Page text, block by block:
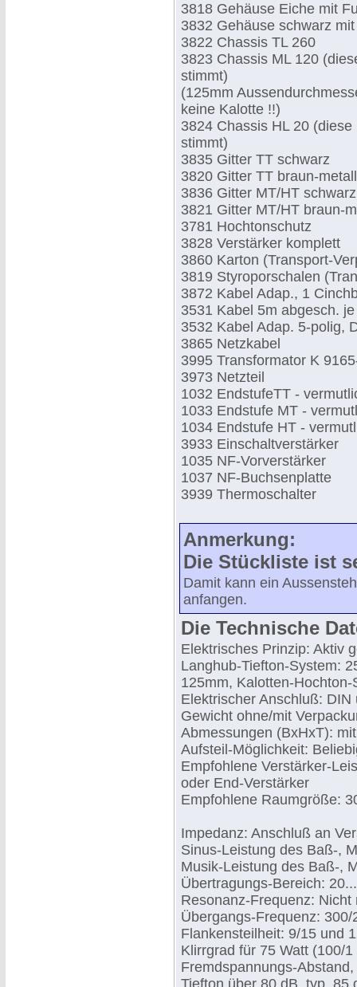
3818 Gehäuse Eiche mit
3832 Gehäuse schwarz
3822 Chassis TL 260
3823 Chassis ML 120
stimmt)
(125mm
keine Kalotte !!)
3824 Chassis HL 20 (diese
stimmt)
3835 Gitter TT schwarz
3820 Gitter TT braun-
3836 Gitter MT/HT schwarz
3821 Gitter MT/HT braun-
3781 Hochtonschutz
3828 Verstärker komplett
3860 Karton (Transport-
3819 Styroporschalen
3872 Kabel Adap., 1
3531 Kabel 5m abgesch.
3532 Kabel Adap. 5-polig,
3865 Netzkabel
3995 Transformator K
3973 Netzteil
1032 EndstufeTT -
1033 Endstufe MT -
1034 Endstufe HT -
3933 Einschaltverstärker
1035 NF-Vorverstärker
1037 NF-Buchsenplatte
3939 Thermoschalter
Anmerkung:
Die Stückliste ist
Damit kann ein
anfangen.
Die Technische
Elektrisches Prinzip: Aktiv
Langhub-Tiefton-System:
125mm, Kalotten-
Elektrischer Anschluß:
Gewicht ohne/mit
Abmessungen (BxHxT):
Aufsteil-Möglichkeit:
Empfohlene Verstärker-
oder End-Verstärker
Empfohlene Raumgröße:
Impedanz: Anschluß an
Sinus-Leistung des Baß-,
Musik-Leistung des Baß-,
Übertragungs-Bereich:
Resonanz-Frequenz:
Übergangs-Frequenz: 300/
Flankensteilheit: 9/15 und
Klirrgrad für 75 Watt (100/
Fremdspannungs-
Tiefton über 80 dB, typ. 85